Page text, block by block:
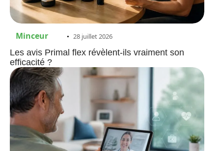
Minceur 28 juillet 2026
Les avis Primal flex révèlent-ils vraiment son
efficacité ?